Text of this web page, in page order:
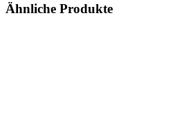
Ähnliche Produkte